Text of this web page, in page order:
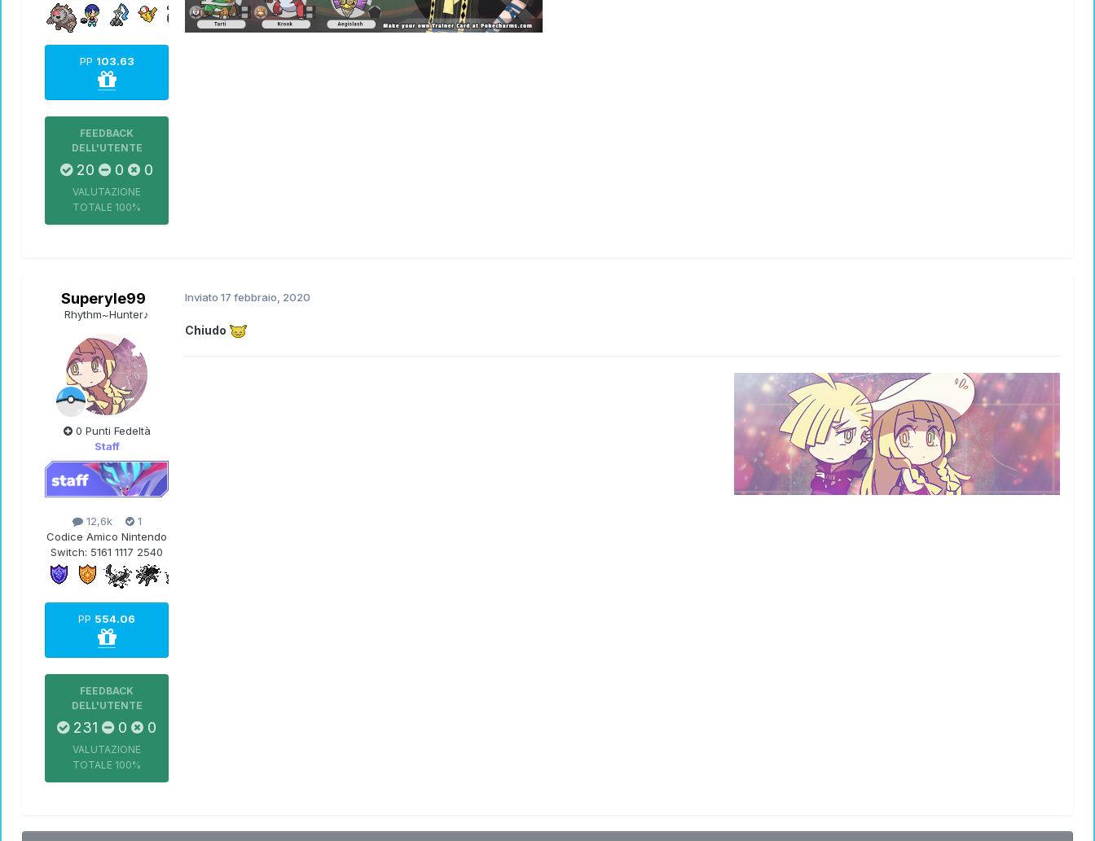
PP 103.63
FEEDBACK
DELL'UTENTE
20 0 0
VALUTAZIONE
TOTALE 100%
Superyle99
Rhythm~Hunter♪
0 Punti Fedeltà
Staff
12,6k
1
Codice Amico Nintendo
Switch: 5161 1117 2540
PP 554.06
FEEDBACK
DELL'UTENTE
231 0 0
VALUTAZIONE
TOTALE 100%
Inviato 17 febbraio, 2020
Chiudo